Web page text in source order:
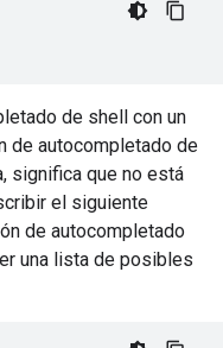
de shell con un
de autocompletado de
significa que no está
el siguiente
de autocompletado
una lista de posibles